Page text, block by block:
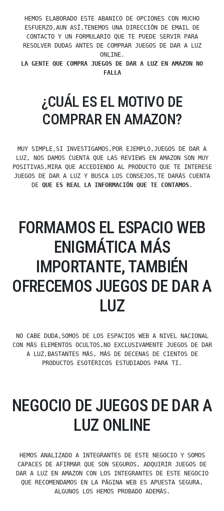
HEMOS ELABORADO ESTE ABANICO DE OPCIONES CON MUCHO
ESFUERZO,AUN ASÍ,TENEMOS UNA DIRECCIÓN DE EMAIL DE
CONTACTO Y UN FORMULARIO QUE TE PUEDE SERVIR PARA
RESOLVER DUDAS ANTES DE COMPRAR JUEGOS DE DAR A LUZ
ONLINE.
LA GENTE QUE COMPRA JUEGOS DE DAR A LUZ EN AMAZON NO
FALLA
¿CUÁL ES EL MOTIVO DE
COMPRAR EN AMAZON?
MUY SIMPLE,SI INVESTIGAMOS,POR EJEMPLO,JUEGOS DE DAR A
LUZ, NOS DAMOS CUENTA QUE LAS REVIEWS EN AMAZON SON MUY
POSITIVAS,MIRA QUE ACCEDIENDO AL PRODUCTO QUE TE INTERESE
JUEGOS DE DAR A LUZ Y BUSCA LOS CONSEJOS,TE DARÁS CUENTA
DE QUE ES REAL LA INFORMACIÓN QUE TE CONTAMOS.
FORMAMOS EL ESPACIO WEB
ENIGMÁTICA MÁS
IMPORTANTE, TAMBIÉN
OFRECEMOS JUEGOS DE DAR A
LUZ
NO CABE DUDA,SOMOS DE LOS ESPACIOS WEB A NIVEL NACIONAL
CON MÁS ELEMENTOS OCULTOS,NO EXCLUSIVAMENTE JUEGOS DE DAR
A LUZ,BASTANTES MÁS, MÁS DE DECENAS DE CIENTOS DE
PRODUCTOS ESOTÉRICOS ESTUDIADOS PARA TI.
NEGOCIO DE JUEGOS DE DAR A
LUZ ONLINE
HEMOS ANALIZADO A INTEGRANTES DE ESTE NEGOCIO Y SOMOS
CAPACES DE AFIRMAR QUE SON SEGUROS, ADQUIRIR JUEGOS DE
DAR A LUZ EN AMAZON CON LOS INTEGRANTES DE ESTE NEGOCIO
QUE RECOMENDAMOS EN LA PÁGINA WEB ES APUESTA SEGURA,
ALGUNOS LOS HEMOS PROBADO ADEMÁS.